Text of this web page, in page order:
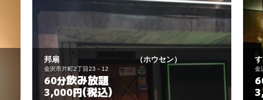
金沢市片町2-21-12
60分飲み放題
3,000円(税込)